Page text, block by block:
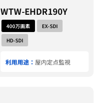
WTW-EHDR190Y
400万画素
EX-SDI
HD-SDI
利用用途： 屋内定点監視